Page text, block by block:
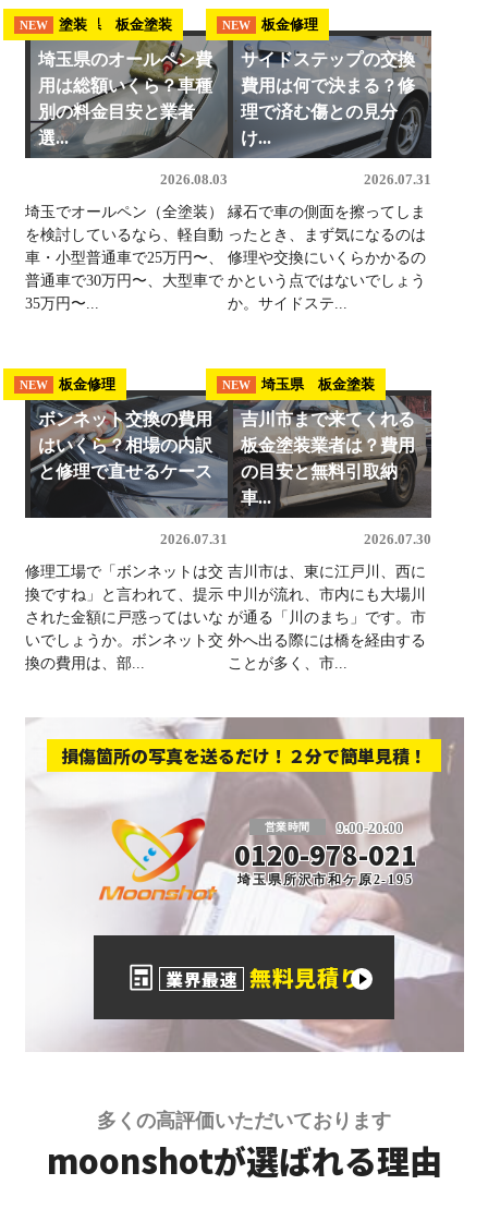
NEW 埼玉県 板金塗装
NEW 塗装
埼玉県のオールペン費
用は総額いくら？車種
別の料金目安と業者
選...
2026.08.03
埼玉でオールペン（全塗装）
を検討しているなら、軽自動
車・小型普通車で25万円〜、
普通車で30万円〜、大型車で
35万円〜...
NEW 板金修理
サイドステップの交換
費用は何で決まる？修
理で済む傷との見分
け...
2026.07.31
縁石で車の側面を擦ってしま
ったとき、まず気になるのは
修理や交換にいくらかかるの
かという点ではないでしょう
か。サイドステ...
NEW 板金修理
ボンネット交換の費用
はいくら？相場の内訳
と修理で直せるケース
2026.07.31
修理工場で「ボンネットは交
換ですね」と言われて、提示
された金額に戸惑ってはいな
いでしょうか。ボンネット交
換の費用は、部...
NEW 埼玉県 板金塗装
吉川市まで来てくれる
板金塗装業者は？費用
の目安と無料引取納
車...
2026.07.30
吉川市は、東に江戸川、西に
中川が流れ、市内にも大場川
が通る「川のまち」です。市
外へ出る際には橋を経由する
ことが多く、市...
損傷箇所の写真を送るだけ！２分で簡単見積！
板金塗装と車の傷修理を格安で 東
営業時間 9:00-20:00
0120-978-021
埼玉県所沢市和ケ原2-195
業界最速 無料見積り
多くの高評価いただいております
moonshotが選ばれる理由